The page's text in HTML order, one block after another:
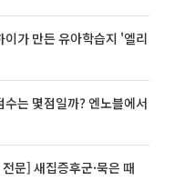
여, **
리고
체적인